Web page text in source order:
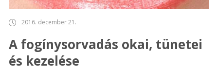
2016. december 21.
A fogínysorvadás okai, tünetei
és kezelése